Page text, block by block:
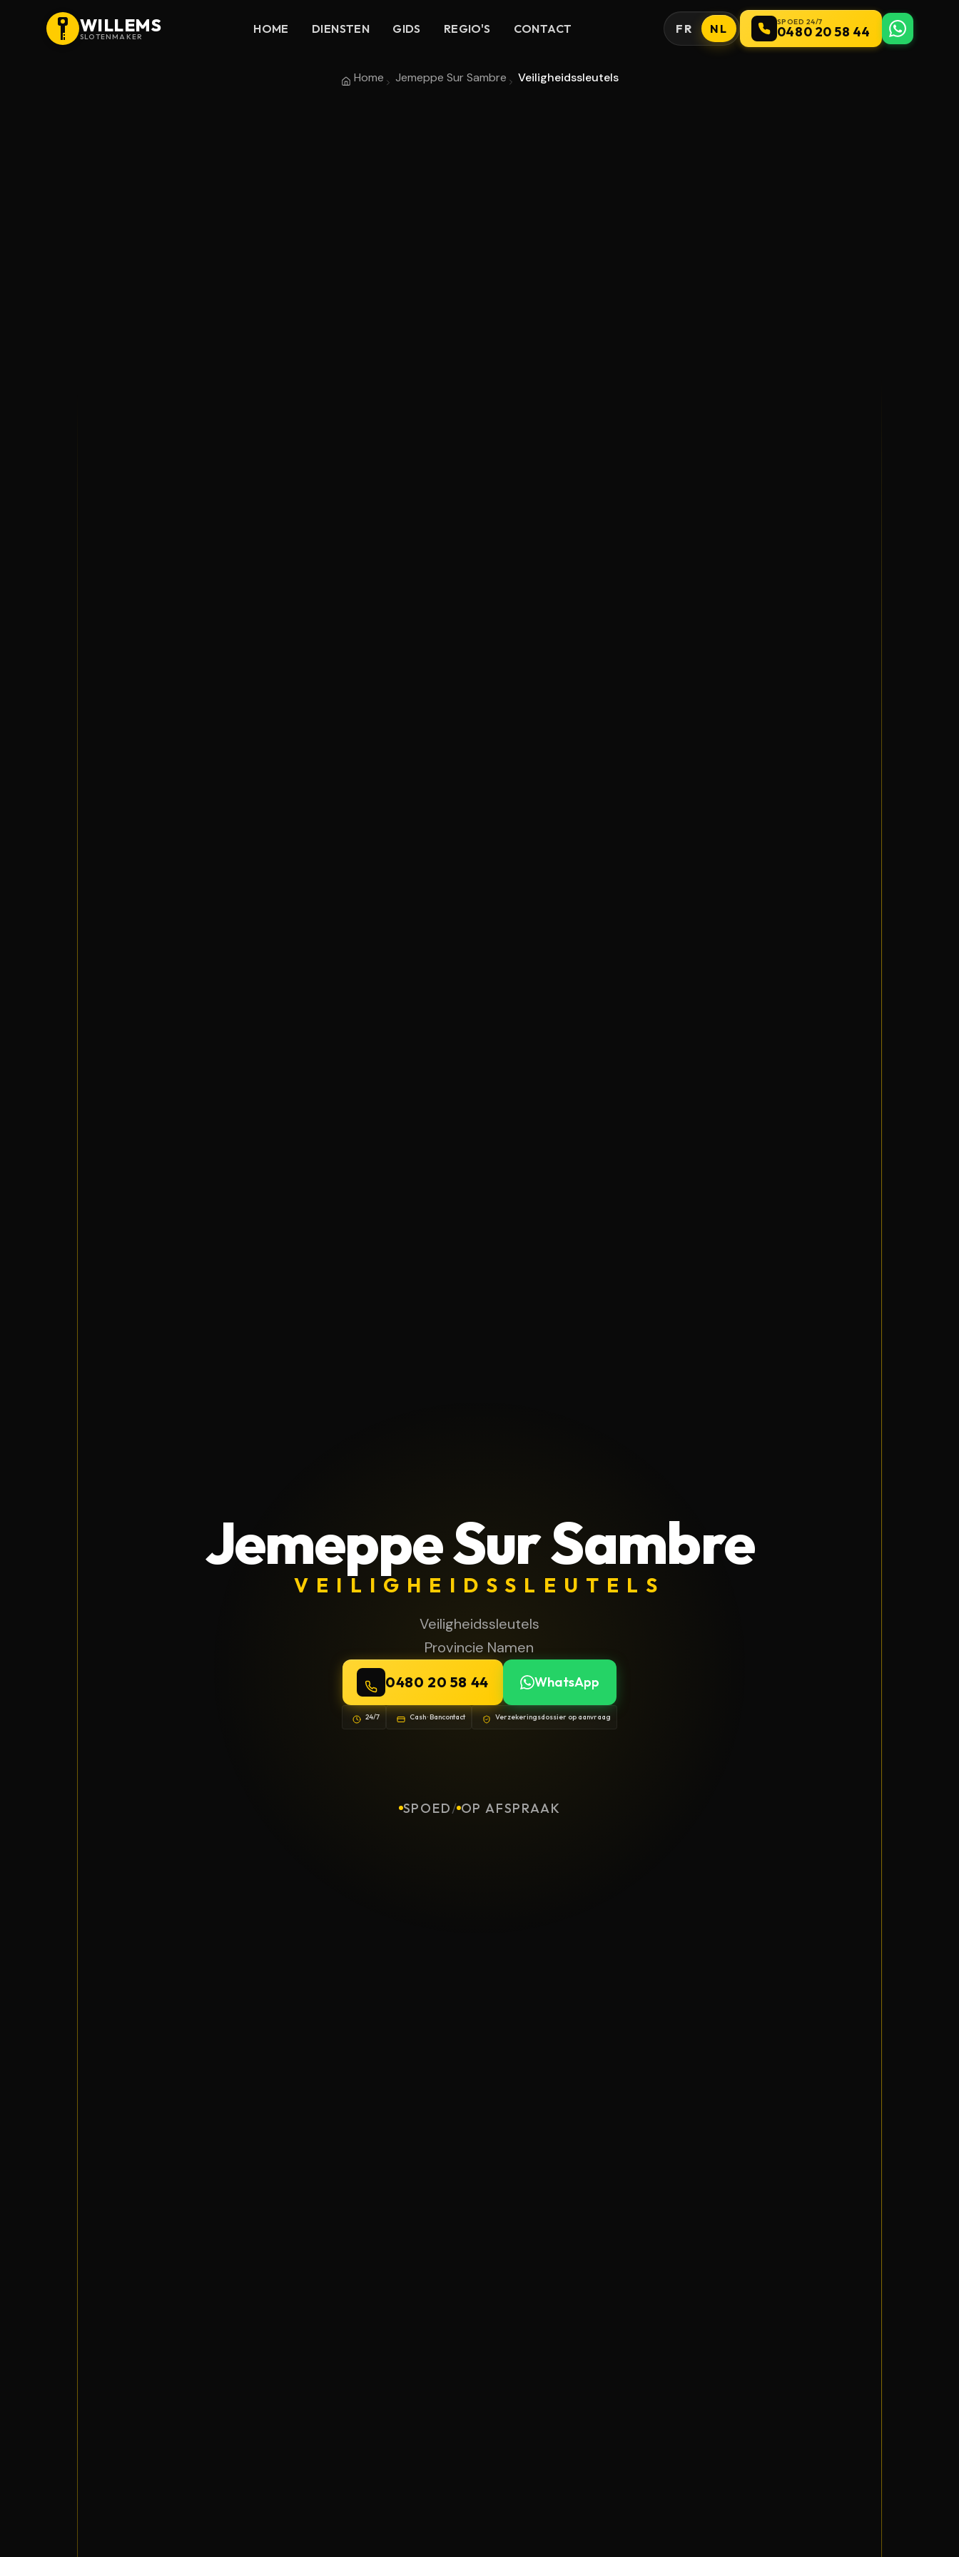
WILLEMS
SLOTENMAKER
HOME DIENSTEN GIDS REGIO'S CONTACT FR NL SPOED 24/7
0480 20 58 44
Home Jemeppe Sur Sambre Veiligheidssleutels
Jemeppe Sur Sambre
VEILIGHEIDSSLEUTELS
Veiligheidssleutels
Provincie Namen
0480 20 58 44 WhatsApp
24/7 Cash · Bancontact Verzekeringsdossier op aanvraag
SPOED/ OP AFSPRAAK